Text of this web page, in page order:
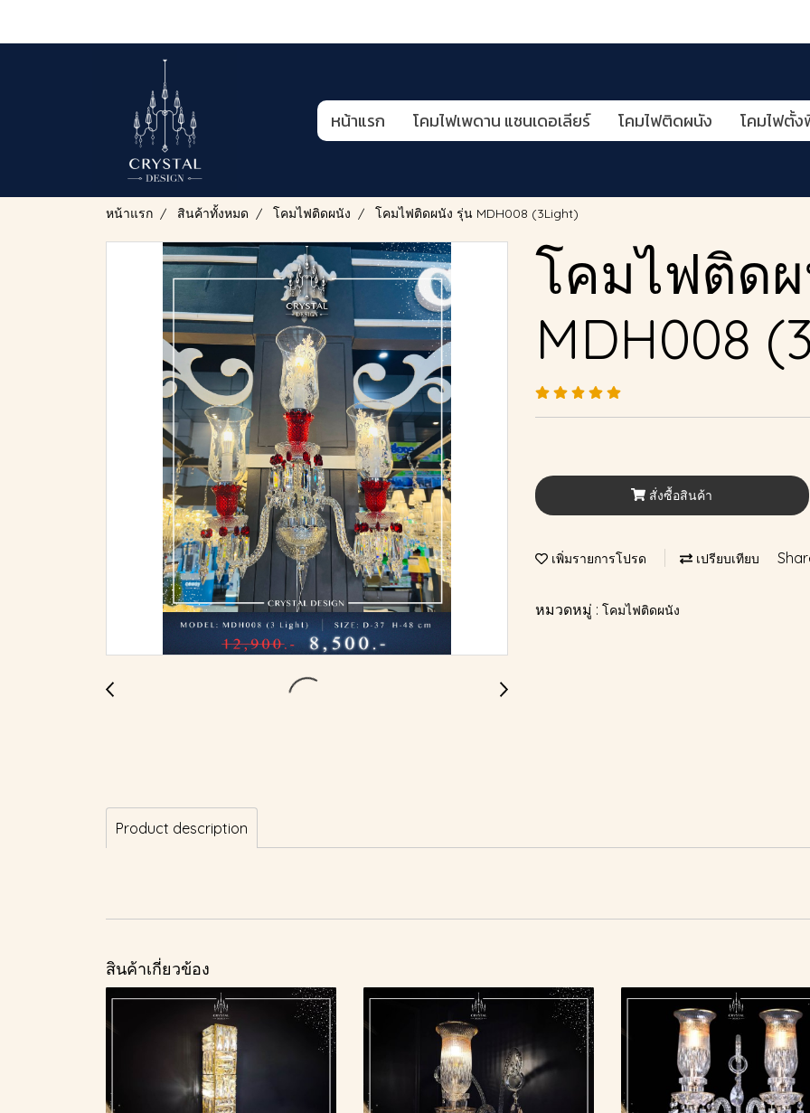
หน้าแรก โคมไฟเพดาน แชนเดอเลียร์ โคมไฟติดผนัง โคมไฟตั้
หน้าแรก สินค้าทั้งหมด โคมไฟติดผนัง โคมไฟติดผนัง รุ่น MDH008 (3Light)
โคมไฟติด
MDH008
สั่งซื้อสินค้า
เพิ่มรายการโปรด เปรียบเทียบ
หมวดหมู่ : โคมไฟติดผนัง
Product description
สินค้าเกี่ยวข้อง